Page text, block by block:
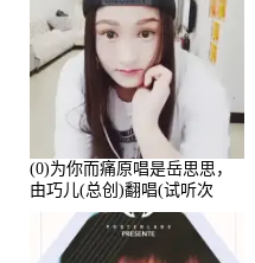
(0)为你而痛原唱是岳思思，
由巧儿(总创)翻唱(试听次
数:108697)